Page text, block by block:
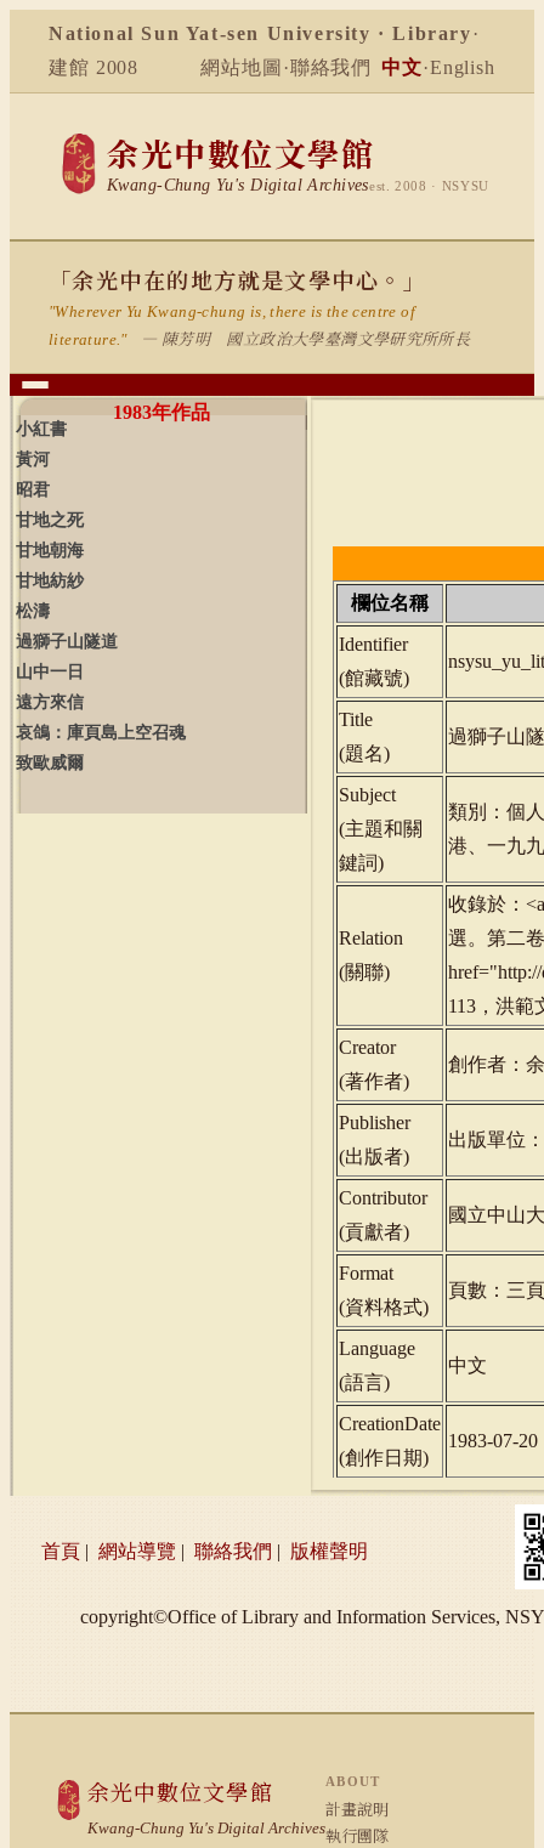
National Sun Yat-sen University · Library ·
建館 2008
網站地圖 ·聯絡我們 中文·English
余光中數位文學館
Kwang-Chung Yu's Digital Archivesest. 2008 · NSYSU
「余光中在的地方就是文學中心。」
"Wherever Yu Kwang-chung is, there is the centre of
literature."
— 陳芳明 國立政治大學臺灣文學研究所所長
1983年作品
小紅書
黃河
昭君
甘地之死
甘地朝海
甘地紡紗
松濤
過獅子山隧道
山中一日
遠方來信
哀鴿：庫頁島上空召魂
致歐威爾
欄位名稱
Identifier
(館藏號)
Title
(題名)
過獅子山
Subject
(主題和關
鍵詞)
類別：個
港、一九
Relation
(關聯)
收錄於：
選。第二
113，洪範
Creator
(著作者)
創作者：
Publisher
(出版者)
出版單位
Contributor
(貢獻者)
國立中山
Format
(資料格式)
頁數：三頁
Language
(語言)
中文
CreationDate
(創作日期)
1983-07-20
首頁 | 網站導覽 | 聯絡我們 | 版權聲明
copyright©Office of Library and Information Services,
余光中數位文學館
Kwang-Chung Yu's Digital Archives
ABOUT
計畫說明
執行團隊